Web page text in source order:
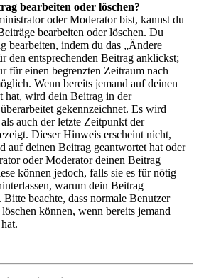
bearbeiten oder löschen?
oder Moderator bist, kannst du
bearbeiten oder löschen. Du
bearbeiten, indem du das „Ändere
den entsprechenden Beitrag anklickst;
für einen begrenzten Zeitraum nach
Wenn bereits jemand auf deinen
hat, wird dein Beitrag in der
gekennzeichnet. Es wird
auch der letzte Zeitpunkt der
Dieser Hinweis erscheint nicht,
auf deinen Beitrag geantwortet hat oder
oder Moderator deinen Beitrag
können jedoch, falls sie es für nötig
warum dein Beitrag
beachte, dass normale Benutzer
können, wenn bereits jemand